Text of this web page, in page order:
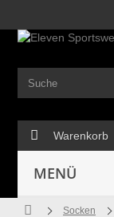
Warenkorb
MENÜ
Socken